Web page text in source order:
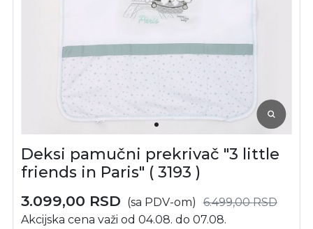
Deksi pamučni prekrivač "3 little
friends in Paris" ( 3193 )
3.099,00 RSD (sa PDV-om) 6.499,00RSD
Akcijska cena važi od 04.08. do 07.08.